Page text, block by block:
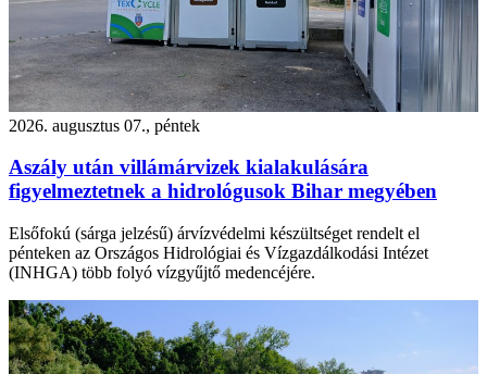
2026. augusztus 07., péntek
Aszály után villámárvizek kialakulására
figyelmeztetnek a hidrológusok Bihar megyében
Elsőfokú (sárga jelzésű) árvízvédelmi készültséget rendelt el
pénteken az Országos Hidrológiai és Vízgazdálkodási Intézet
(INHGA) több folyó vízgyűjtő medencéjére.